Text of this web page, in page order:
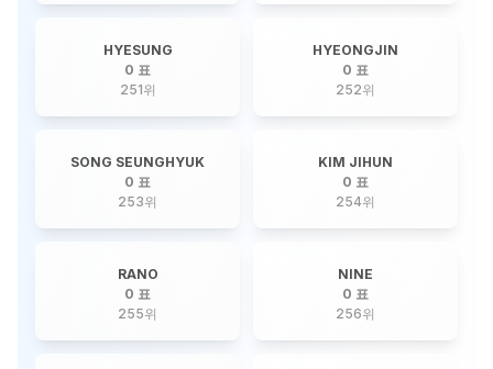
HYESUNG
0 표
251위
HYEONGJIN
0 표
252위
SONG SEUNGHYUK
0 표
253위
KIM JIHUN
0 표
254위
RANO
0 표
255위
NINE
0 표
256위